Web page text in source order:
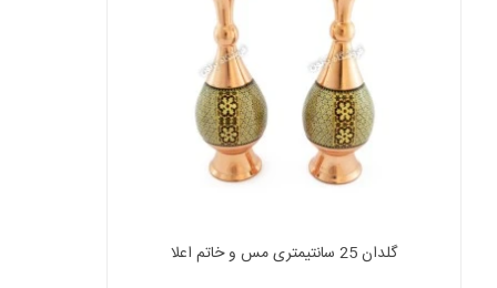
گلدان 25 سانتیمتری مس و خاتم اعلا